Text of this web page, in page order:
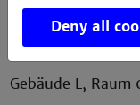
Technische
Paul-Wittsack-
68163 Mannheim
Gebäude L, Raum
Deny all